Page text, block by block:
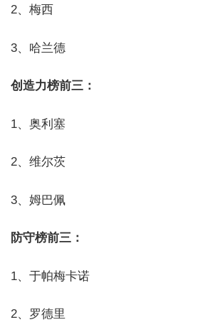
2、梅西
3、哈兰德
创造力榜前三：
1、奥利塞
2、维尔茨
3、姆巴佩
防守榜前三：
1、于帕梅卡诺
2、罗德里